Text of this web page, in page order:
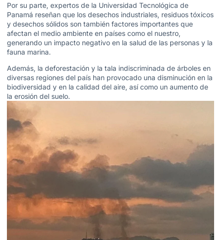
Por su parte, expertos de la Universidad Tecnológica de
Panamá reseñan que los desechos industriales, residuos tóxicos
y desechos sólidos son también factores importantes que
afectan el medio ambiente en países como el nuestro,
generando un impacto negativo en la salud de las personas y la
fauna marina.
Además, la deforestación y la tala indiscriminada de árboles en
diversas regiones del país han provocado una disminución en la
biodiversidad y en la calidad del aire, así como un aumento de
la erosión del suelo.